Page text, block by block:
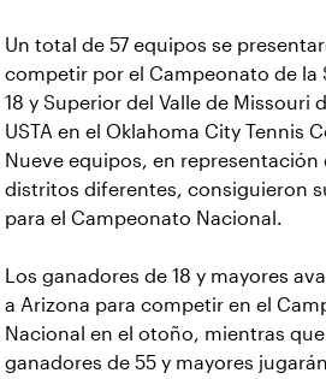
Un total de 57 equipos se
competir por el Campeonato de la
18 y Superior del Valle de Missouri
USTA en el Oklahoma City Tennis
Nueve equipos, en representación
distritos diferentes, consiguieron
para el Campeonato Nacional.
Los ganadores de 18 y mayores
a Arizona para competir en el
Nacional en el otoño, mientras
ganadores de 55 y mayores